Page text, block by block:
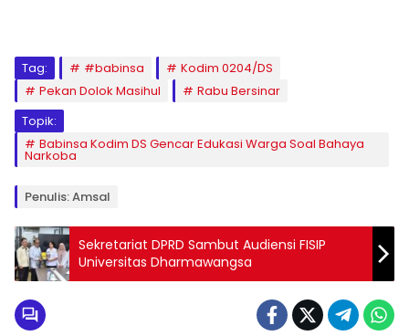
Tag: #babinsa
Kodim 0204/DS
Pekan Dolok Masihul
Rabu Bersinar
Topik:
Babinsa Kodim DS Gencar Edukasi Warga Soal Bahaya
Narkoba
Penulis: Amsal
Sekretariat DPRD Sambut Audiensi FISIP
Universitas Dharmawangsa